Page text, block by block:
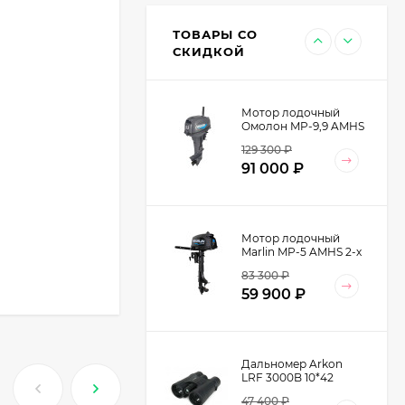
ТОВАРЫ СО
СКИДКОЙ8 990
Мотор лодочный
Омолон MP-9,9 AMHS
129 300₽
91 000 ₽
Мотор лодочный
Marlin MP-5 AMHS 2-х
83 300₽
59 900 ₽
Дальномер Arkon
LRF 3000B 10*42
47 400₽